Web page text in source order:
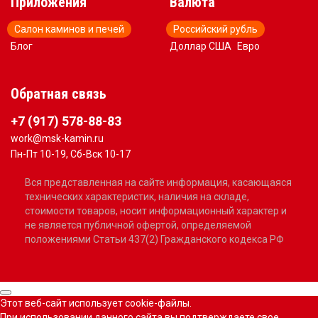
Салон каминов и печей
Блог
Российский рубль
Доллар США
Евро
Обратная связь
+7 (917) 578-88-83
work@msk-kamin.ru
Пн-Пт 10-19, Сб-Вск 10-17
Вся представленная на сайте информация, касающаяся
технических характеристик, наличия на складе,
стоимости товаров, носит информационный характер и
не является публичной офертой, определяемой
положениями Статьи 437(2) Гражданского кодекса РФ
Этот веб-сайт использует cookie-файлы.